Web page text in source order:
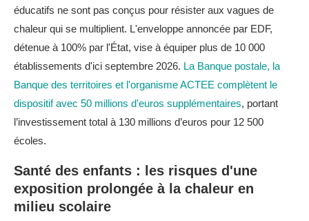
éducatifs ne sont pas conçus pour résister aux vagues de
chaleur qui se multiplient. L'enveloppe annoncée par EDF,
détenue à 100% par l'État, vise à équiper plus de 10 000
établissements d'ici septembre 2026. La Banque postale, la
Banque des territoires et l'organisme ACTEE complètent le
dispositif avec 50 millions d'euros supplémentaires, portant
l’investissement total à 130 millions d’euros pour 12 500
écoles.
Santé des enfants : les risques d'une
exposition prolongée à la chaleur en
milieu scolaire